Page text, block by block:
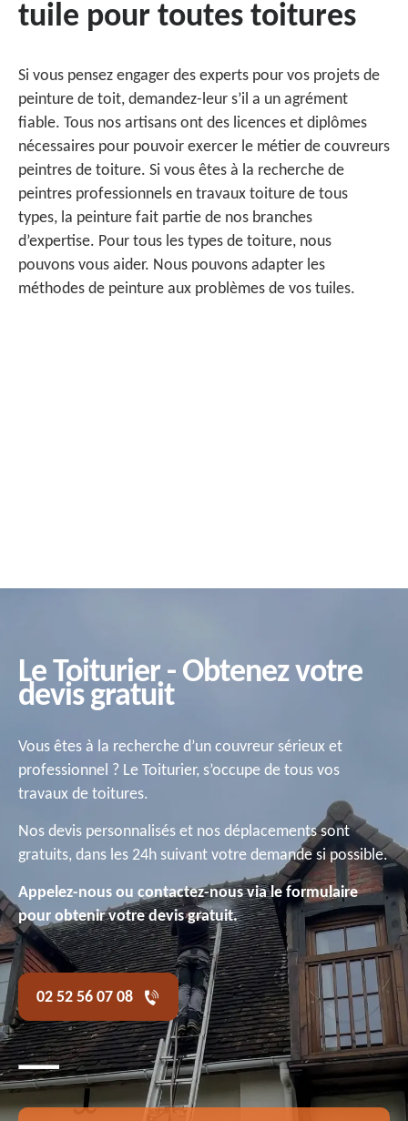
tuile pour toutes toitures
Si vous pensez engager des experts pour vos projets de
peinture de toit, demandez-leur s’il a un agrément
fiable. Tous nos artisans ont des licences et diplômes
nécessaires pour pouvoir exercer le métier de couvreurs
peintres de toiture. Si vous êtes à la recherche de
peintres professionnels en travaux toiture de tous
types, la peinture fait partie de nos branches
d’expertise. Pour tous les types de toiture, nous
pouvons vous aider. Nous pouvons adapter les
méthodes de peinture aux problèmes de vos tuiles.
Le Toiturier - Obtenez votre
devis gratuit
Vous êtes à la recherche d’un couvreur sérieux et
professionnel ? Le Toiturier, s’occupe de tous vos
travaux de toitures.
Nos devis personnalisés et nos déplacements sont
gratuits, dans les 24h suivant votre demande si possible.
Appelez-nous ou contactez-nous via le formulaire
pour obtenir votre devis gratuit.
02 52 56 07 08